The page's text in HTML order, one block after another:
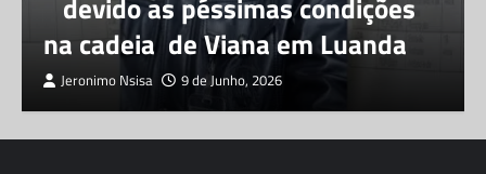
devido as péssimas condições
na cadeia de Viana em Luanda
Jeronimo Nsisa 9 de Junho, 2026
HUMANOS HUMANOS
HUMANOS
PCE DO